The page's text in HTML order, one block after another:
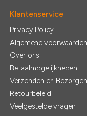
Klantenservice
Privacy Policy
Algemene voorwaarden
Over ons
Betaalmogelijkheden
Verzenden en Bezorgen
Retourbeleid
Veelgestelde vragen